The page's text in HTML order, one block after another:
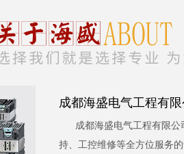
成都海盛电气工程有限
成都海盛电气工程有限
持、工控维修等全方位服务